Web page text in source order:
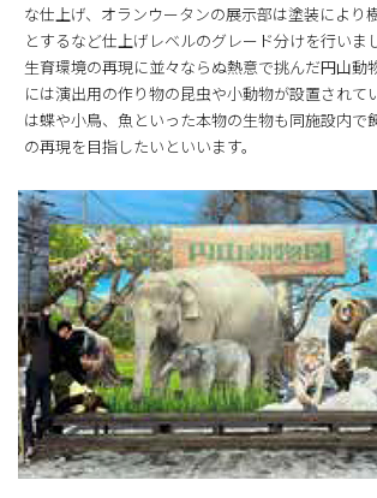
な仕上げ、オランウータンの展示部は塗装により
とするなど仕上げレベルのグレード分けを行いま
生育環境の再現に並々ならぬ熱意で挑んだ円山動
には演出用の作り物の昆虫や小動物が設置されて
は蝶や小鳥、魚といった本物の生物も同施設内で
の再現を目指したいといいます。